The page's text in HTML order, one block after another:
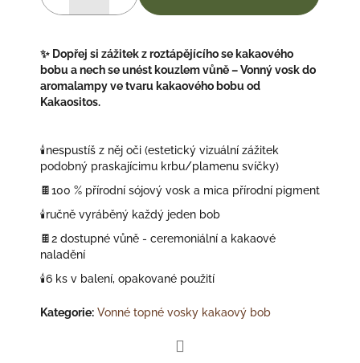
✨ Dopřej si zážitek z roztápějícího se kakaového
bobu a nech se unést kouzlem vůně – Vonný vosk do
aromalampy ve tvaru kakaového bobu od
Kakaositos.
🕯️nespustíš z něj oči (estetický vizuální zážitek
podobný praskajícimu krbu/plamenu svíčky)
🍫100 % přírodní sójový vosk a mica přírodní pigment
🕯️ručně vyráběný každý jeden bob
🍫2 dostupné vůně - ceremoniální a kakaové
naladění
🕯️6 ks v balení, opakované použití
Kategorie: Vonné topné vosky kakaový bob